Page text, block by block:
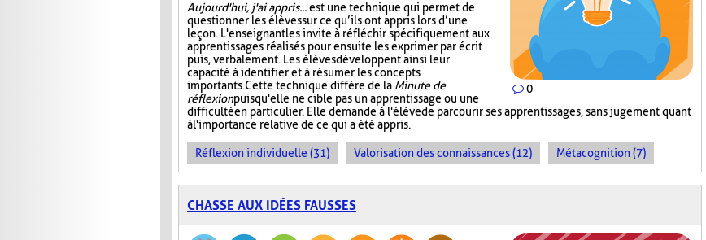
0
Aujourd'hui, j'ai appris...est une technique qui permet de
questionner les élèves sur ce qu’ils ont appris lors d’une
leçon. L'enseignant les invite à réfléchir spécifiquement aux
apprentissages réalisés pour ensuite les exprimer par écrit
puis, verbalement. Les élèves développent ainsi leur
capacité à identifier et à résumer les concepts
importants. Cette technique diffère de la Minute de
réflexionpuisqu'elle ne cible pas un apprentissage ou une
difficulté en particulier. Elle demande à l'élève de parcourir ses apprentissages, sans jugement quant
à l'importance relative de ce qui a été appris.
Réflexion individuelle (31) Valorisation des connaissances (12) Métacognition (7)
CHASSE AUX IDÉES FAUSSES